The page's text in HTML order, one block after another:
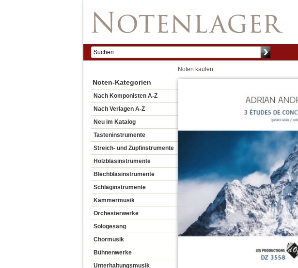
Noten-Kategorien
Nach Komponisten A-Z
Nach Verlagen A-Z
Neu im Katalog
Tasteninstrumente
Streich- und Zupfinstrumente
Holzblasinstrumente
Blechblasinstrumente
Schlaginstrumente
Kammermusik
Orchesterwerke
Sologesang
Chormusik
Bühnenwerke
Unterhaltungsmusik
Noten kaufen